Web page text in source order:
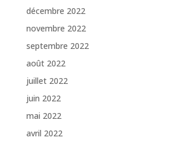
décembre 2022
novembre 2022
septembre 2022
août 2022
juillet 2022
juin 2022
mai 2022
avril 2022